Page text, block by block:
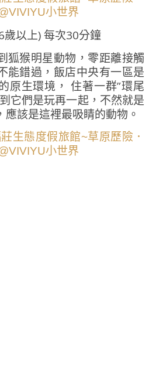
以上) 每次30分鐘
狐猴明星動物，零距離接觸
能錯過，飯店中央有一區是
原生環境， 住著一群”環尾
它們是玩再一起，不然就是
該是這裡最吸睛的動物。